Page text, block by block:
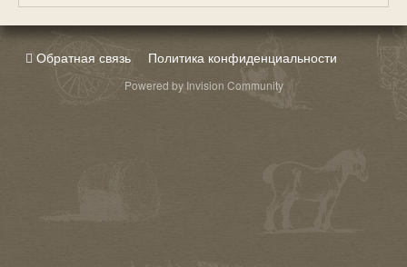
Обратная связь Политика конфиденциальности
Powered by Invision Community